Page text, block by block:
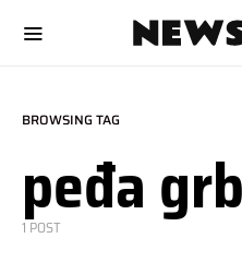
BROWSING TAG
peđa
1 POST